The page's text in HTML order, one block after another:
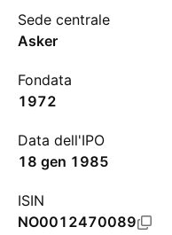
Sede centrale
Asker
Fondata
1972
Data dell'IPO
18 gen 1985
ISIN
NO0012470089